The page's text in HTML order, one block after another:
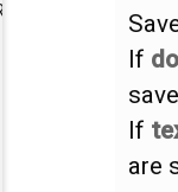
If
If
are